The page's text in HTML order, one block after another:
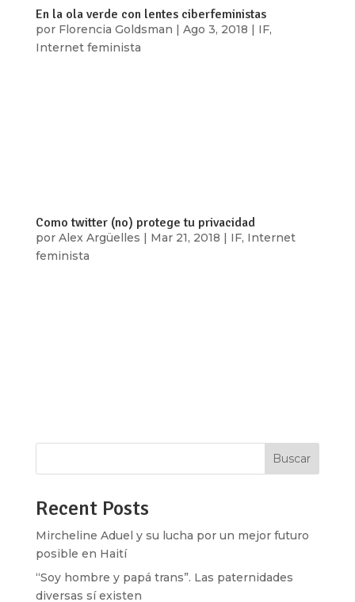
En la ola verde con lentes ciberfeministas
por Florencia Goldsman | Ago 3, 2018 | IF,
Internet feminista
Como twitter (no) protege tu privacidad
por Alex Argüelles | Mar 21, 2018 | IF, Internet
feminista
Buscar
Recent Posts
Mircheline Aduel y su lucha por un mejor futuro
posible en Haití
“Soy hombre y papá trans”. Las paternidades
diversas sí existen